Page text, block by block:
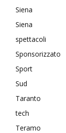
Siena
Siena
spettacoli
Sponsorizzato
Sport
Sud
Taranto
tech
Teramo